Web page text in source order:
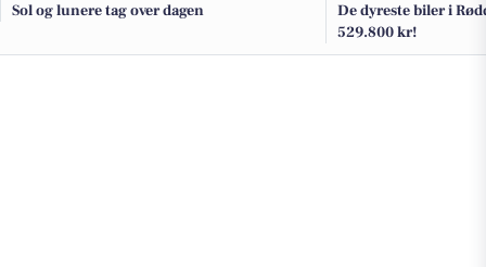
Sol og lunere tag over dagen
De dyreste biler i
529.800 kr!